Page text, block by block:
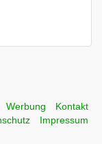
Werbung
Kontakt
Impressum